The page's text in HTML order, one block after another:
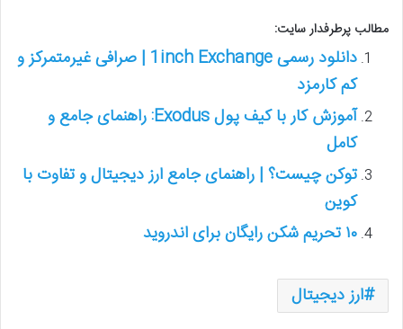
مطالب پرطرفدار سایت:
دانلود رسمی 1inch Exchange | صرافی غیرمتمرکز و
کم کارمزد
آموزش کار با کیف پول Exodus: راهنمای جامع و
کامل
توکن چیست؟ | راهنمای جامع ارز دیجیتال و تفاوت با
کوین
۱۰ تحریم شکن رایگان برای اندروید
ارز دیجیتال